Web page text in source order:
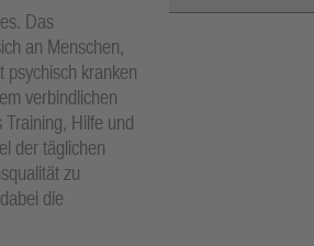
Das
an Menschen,
psychisch kranken
verbindlichen
Hilfe und
der täglichen
zu
die